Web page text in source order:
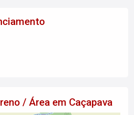
/ Área em Caçapava